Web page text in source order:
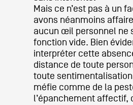
Mais ce n’est pas à un
avons néanmoins
aucun œil personnel ne
fonction vide. Bien
interpréter cette
distance de toute
toute
méfie comme de la
l’épanchement affectif,